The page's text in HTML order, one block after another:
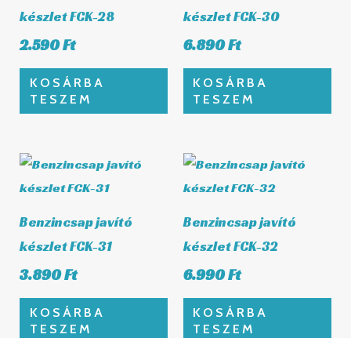
készlet FCK-28
2.590Ft
KOSÁRBA
TESZEM
készlet FCK-30
6.890Ft
KOSÁRBA
TESZEM
Benzincsap javító
készlet FCK-31
3.890Ft
KOSÁRBA
TESZEM
Benzincsap javító
készlet FCK-32
6.990Ft
KOSÁRBA
TESZEM